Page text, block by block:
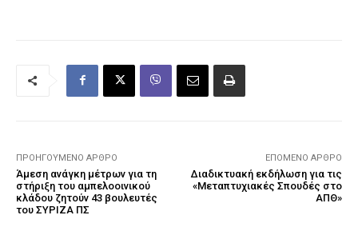
ΠΡΟΗΓΟΎΜΕΝΟ ΆΡΘΡΟ
Άμεση ανάγκη μέτρων για τη
στήριξη του αμπελοοινικού
κλάδου ζητούν 43 βουλευτές
του ΣΥΡΙΖΑ ΠΣ
ΕΠΌΜΕΝΟ ΆΡΘΡΟ
Διαδικτυακή εκδήλωση για τις
«Μεταπτυχιακές Σπουδές στο
ΑΠΘ»